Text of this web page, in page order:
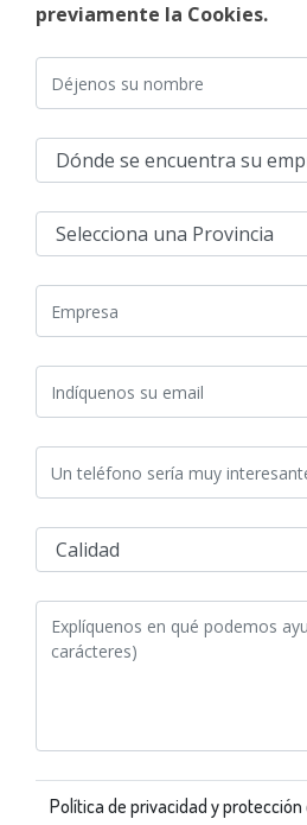
previamente la Cookies.
Política de privacidad y protección